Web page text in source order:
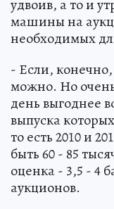
удвоив, а то и
машины на
необходимых
- Если,
можно. Но
день выгоднее
выпуска
то есть 2010 и
быть 60 - 85
оценка - 3,5 - 4
аукционов.